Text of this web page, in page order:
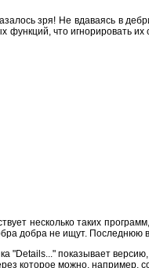
зря! Не вдаваясь в
что игнорировать
несколько таких
добра не ищут. Последнюю
"Details..." показывает версию,
которое можно, например,